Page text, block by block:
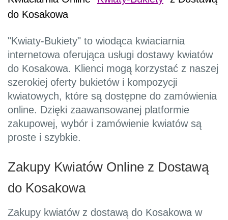
do Kosakowa
"Kwiaty-Bukiety" to wiodąca kwiaciarnia
internetowa oferująca usługi dostawy kwiatów
do Kosakowa. Klienci mogą korzystać z naszej
szerokiej oferty bukietów i kompozycji
kwiatowych, które są dostępne do zamówienia
online. Dzięki zaawansowanej platformie
zakupowej, wybór i zamówienie kwiatów są
proste i szybkie.
Zakupy Kwiatów Online z Dostawą
do Kosakowa
Zakupy kwiatów z dostawą do Kosakowa w